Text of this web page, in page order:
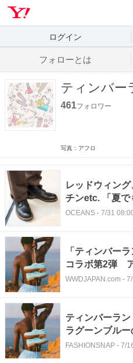
ログイン
フォローとは
ティンバー
461フォロワー
写真：アフロ
レッドウィン
チンetc. 「夏で
検証！
OCEANS - 7/31
「ティンバー
コラボ第2弾
ラグーンブルー
WWDJAPAN.com -
ティンバーラ
ラグーンブル
FASHIONSNAP - 7/